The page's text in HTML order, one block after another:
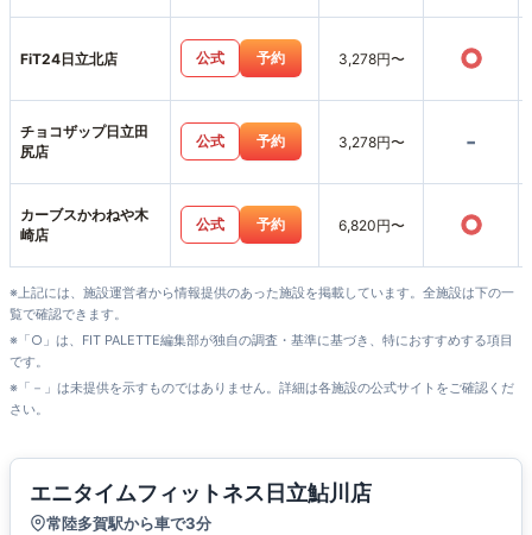
FiT24日立北店 公式 予約 3,278円〜 ○
チョコザップ日立田
尻店
公式 予約 3,278円〜 -
カーブスかわねや木
崎店
公式 予約 6,820円〜 ○
※上記には、施設運営者から情報提供のあった施設を掲載しています。全施設は下の一
覧で確認できます。
※「○」は、FIT PALETTE編集部が独自の調査・基準に基づき、特におすすめする項目
です。
※「－」は未提供を示すものではありません。詳細は各施設の公式サイトをご確認くだ
さい。
エニタイムフィットネス日立鮎川店
常陸多賀駅から車で3分